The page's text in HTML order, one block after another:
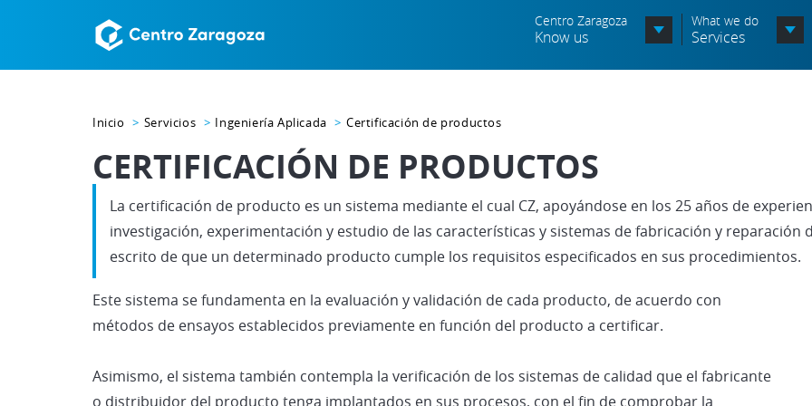
Centro Zaragoza
Know us
Associated Entities
Política de seguridad de la
información
Política de seguridad vial
Política medioambiental
What we do
Services
Inicio Servicios Ingeniería Aplicada Certificación de productos
CERTIFICACIÓN DE PRODUCTOS
La certificación de producto es un sistema mediante el cual CZ, apoyándose en los 25 años de
investigación, experimentación y estudio de las características y sistemas de fabricación y reparación
escrito de que un determinado producto cumple los requisitos especificados en sus procedimientos.
Este sistema se fundamenta en la evaluación y validación de cada producto, de acuerdo con
métodos de ensayos establecidos previamente en función del producto a certificar.
Asimismo, el sistema también contempla la verificación de los sistemas de calidad que el fabricante
o distribuidor del producto tenga implantados en sus procesos, con el fin de comprobar la